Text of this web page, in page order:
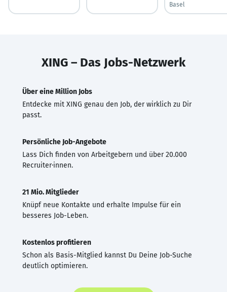
Basel
XING – Das Jobs-Netzwerk
Über eine Million Jobs
Entdecke mit XING genau den Job, der wirklich zu Dir
passt.
Persönliche Job-Angebote
Lass Dich finden von Arbeitgebern und über 20.000
Recruiter·innen.
21 Mio. Mitglieder
Knüpf neue Kontakte und erhalte Impulse für ein
besseres Job-Leben.
Kostenlos profitieren
Schon als Basis-Mitglied kannst Du Deine Job-Suche
deutlich optimieren.